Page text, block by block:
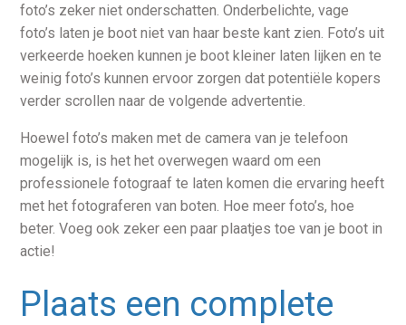
foto’s zeker niet onderschatten. Onderbelichte, vage
foto’s laten je boot niet van haar beste kant zien. Foto’s uit
verkeerde hoeken kunnen je boot kleiner laten lijken en te
weinig foto’s kunnen ervoor zorgen dat potentiële kopers
verder scrollen naar de volgende advertentie.
Hoewel foto’s maken met de camera van je telefoon
mogelijk is, is het het overwegen waard om een
professionele fotograaf te laten komen die ervaring heeft
met het fotograferen van boten. Hoe meer foto’s, hoe
beter. Voeg ook zeker een paar plaatjes toe van je boot in
actie!
Plaats een complete